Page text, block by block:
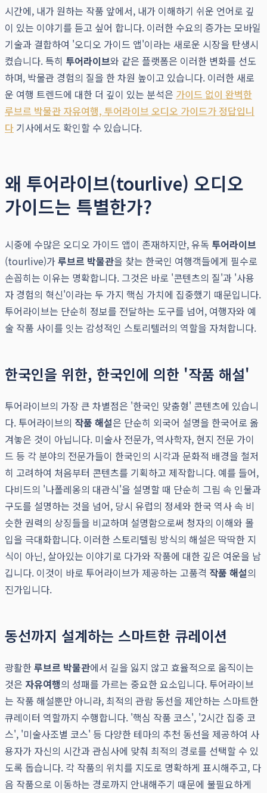
시간에, 내가 원하는 작품 앞에서, 내가 이해하기 쉬운 언어로 깊
이 있는 이야기를 듣고 싶어 합니다. 이러한 수요의 증가는 모바일
기술과 결합하여 '오디오 가이드 앱'이라는 새로운 시장을 탄생시
켰습니다. 특히 투어라이브와 같은 플랫폼은 이러한 변화를 선도
하며, 박물관 경험의 질을 한 차원 높이고 있습니다. 이러한 새로
운 여행 트렌드에 대한 더 깊이 있는 분석은 가이드 없이 완벽한
루브르 박물관 자유여행, 투어라이브 오디오 가이드가 정답입니
다 기사에서도 확인할 수 있습니다.
왜 투어라이브(tourlive) 오디오
가이드는 특별한가?
시중에 수많은 오디오 가이드 앱이 존재하지만, 유독 투어라이브
(tourlive)가루브르 박물관을 찾는 한국인 여행객들에게 필수로
손꼽히는 이유는 명확합니다. 그것은 바로 '콘텐츠의 질'과 '사용
자 경험의 혁신'이라는 두 가지 핵심 가치에 집중했기 때문입니다.
투어라이브는 단순히 정보를 전달하는 도구를 넘어, 여행자와 예
술 작품 사이를 잇는 감성적인 스토리텔러의 역할을 자처합니다.
한국인을 위한, 한국인에 의한 '작품 해설'
투어라이브의 가장 큰 차별점은 '한국인 맞춤형' 콘텐츠에 있습니
다. 투어라이브의 작품 해설은 단순히 외국어 설명을 한국어로 옮
겨놓은 것이 아닙니다. 미술사 전문가, 역사학자, 현지 전문 가이
드 등 각 분야의 전문가들이 한국인의 시각과 문화적 배경을 철저
히 고려하여 처음부터 콘텐츠를 기획하고 제작합니다. 예를 들어,
다비드의 '나폴레옹의 대관식'을 설명할 때 단순히 그림 속 인물과
구도를 설명하는 것을 넘어, 당시 유럽의 정세와 한국 역사 속 비
슷한 권력의 상징들을 비교하며 설명함으로써 청자의 이해와 몰
입을 극대화합니다. 이러한 스토리텔링 방식의 해설은 딱딱한 지
식이 아닌, 살아있는 이야기로 다가와 작품에 대한 깊은 여운을 남
깁니다. 이것이 바로 투어라이브가 제공하는 고품격 작품 해설의
진가입니다.
동선까지 설계하는 스마트한 큐레이션
광활한루브르 박물관에서 길을 잃지 않고 효율적으로 움직이는
것은 자유여행의 성패를 가르는 중요한 요소입니다. 투어라이브
는 작품 해설뿐만 아니라, 최적의 관람 동선을 제안하는 스마트한
큐레이터 역할까지 수행합니다. '핵심 작품 코스', '2시간 집중 코
스', '미술사조별 코스' 등 다양한 테마의 추천 동선을 제공하여 사
용자가 자신의 시간과 관심사에 맞춰 최적의 경로를 선택할 수 있
도록 돕습니다. 각 작품의 위치를 지도로 명확하게 표시해주고, 다
음 작품으로 이동하는 경로까지 안내해주기 때문에 불필요하게